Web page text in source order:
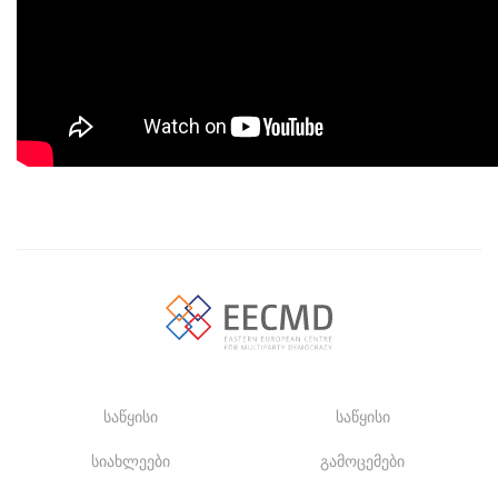
საწყისი საწყისი
სიახლეები გამოცემები